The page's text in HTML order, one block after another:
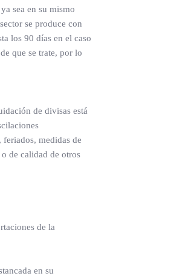
sea en su mismo
se produce con
los 90 días en el caso
que se trate, por lo
de divisas está
medidas de
de calidad de otros
de la
en su